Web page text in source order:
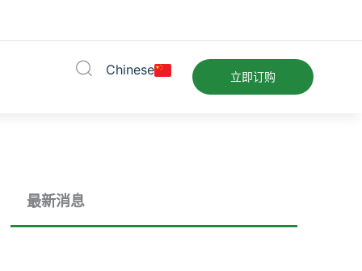
Chinese 立即订购
最新消息